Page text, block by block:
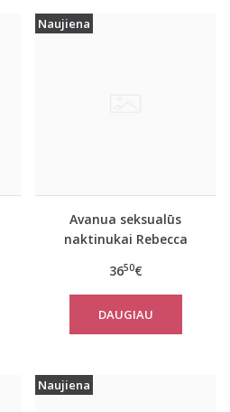
Naujiena
Avanua seksualūs
naktinukai Rebecca
3650€
DAUGIAU
Naujiena